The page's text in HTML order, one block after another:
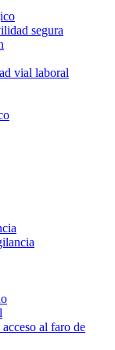
segura
vial laboral
al faro de